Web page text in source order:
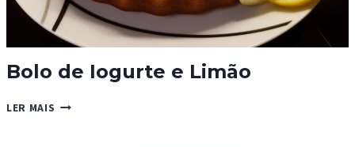
Bolo de Iogurte e Limão
LER MAIS BOLO